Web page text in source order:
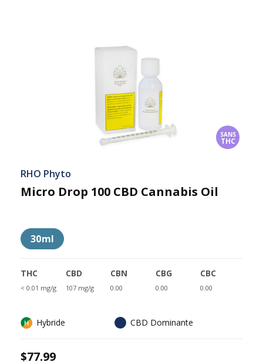
SANS
THC
RHO Phyto
Micro Drop 100 CBD Cannabis Oil
30ml
THC
< 0.01 mg/g
CBD
107 mg/g
CBN
0.00
CBG
0.00
CBC
0.00
Hybride CBD Dominante
$77.99